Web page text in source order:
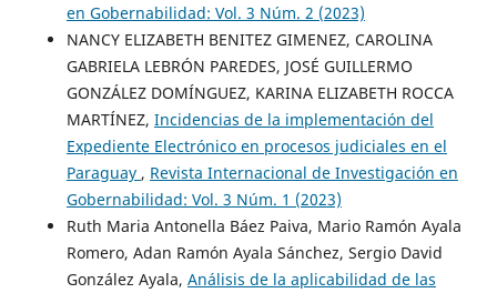
en Gobernabilidad: Vol. 3 Núm. 2 (2023)
NANCY ELIZABETH BENITEZ GIMENEZ, CAROLINA
GABRIELA LEBRÓN PAREDES, JOSÉ GUILLERMO
GONZÁLEZ DOMÍNGUEZ, KARINA ELIZABETH ROCCA
MARTÍNEZ, Incidencias de la implementación del
Expediente Electrónico en procesos judiciales en el
Paraguay , Revista Internacional de Investigación en
Gobernabilidad: Vol. 3 Núm. 1 (2023)
Ruth Maria Antonella Báez Paiva, Mario Ramón Ayala
Romero, Adan Ramón Ayala Sánchez, Sergio David
González Ayala, Análisis de la aplicabilidad de las